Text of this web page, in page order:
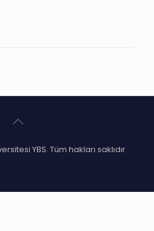
YBS. Tüm hakları saklıdır